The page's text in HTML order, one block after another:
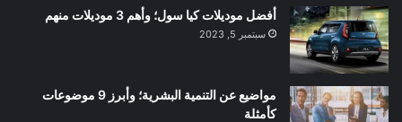
أفضل موديلات كيا سول؛ وأهم 3 موديلات منهم
سبتمبر 5, 2023
مواضيع عن التنمية البشرية؛ وأبرز 9 موضوعات
كأمثلة